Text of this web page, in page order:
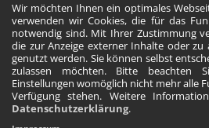
Wir möchten Ihnen ein optimales
verwenden wir Cookies, die für das
notwendig sind. Mit Ihrer Zustimmung
die zur Anzeige externer Inhalte oder zu
genutzt werden. Sie können selbst
zulassen möchten. Bitte beachten
Einstellungen womöglich nicht mehr alle
Verfügung stehen. Weitere
Datenschutzerklärung.